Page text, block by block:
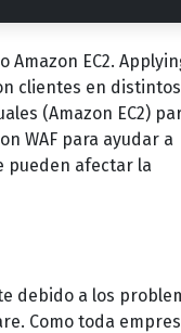
EC2.
clientes en distintos
(Amazon EC2)
WAF para ayudar a
pueden afectar la
debido a los
Como toda